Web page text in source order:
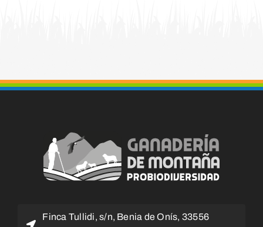
Finca Tullidi, s/n, Benia de Onís, 33556